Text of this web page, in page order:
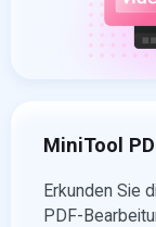
MiniTool
Erkunden Sie
PDF-